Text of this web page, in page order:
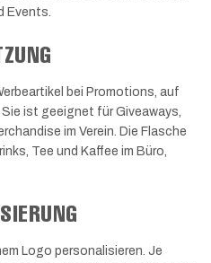
Events.
bei Promotions, auf
ist geeignet für Giveaways,
im Verein. Die Flasche
Tee und Kaffee im Büro,
Logo personalisieren. Je